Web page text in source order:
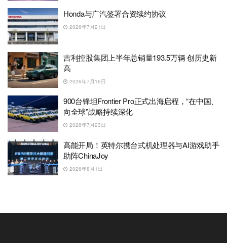
Honda与广汽签署合资续约协议
2026年7月21日
吉利控股集团上半年总销量193.5万辆 创历史新
高
2026年7月16日
900台锋坦Frontier Pro正式出海启程，“在中国、
向全球”战略持续深化
2026年7月23日
高能开局！英特尔携台式机处理器与AI游戏助手
助阵ChinaJoy
2026年8月1日